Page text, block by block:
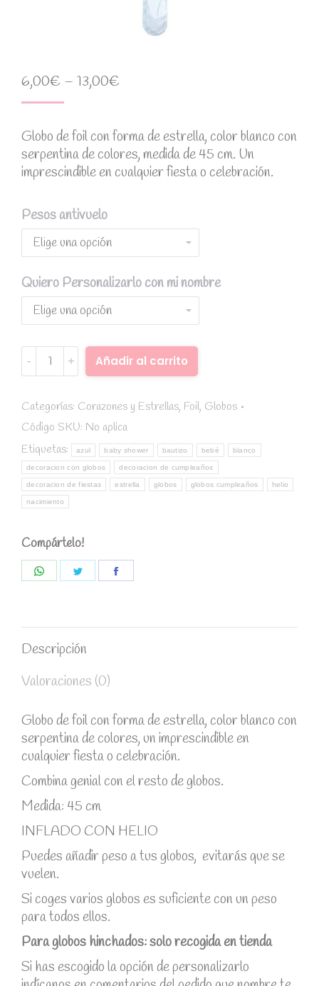
6,00€ – 13,00€
Globo de foil con forma de estrella, color blanco con
serpentina de colores, medida de 45 cm. Un
imprescindible en cualquier fiesta o celebración.
Pesos antivuelo
Quiero Personalizarlo con mi nombre
Globo
foil
blanco
serpentina
quantity
Añadir al carrito
Categorías: Corazones y Estrellas, Foil, Globos
Código SKU: No aplica
Etiquetas:
azul baby shower bautizo bebé blanco
decoracion con globos decoracion de cumpleaños
decoracion de fiestas estrella globos globos cumpleaños helio
nacimiento
Compártelo!
Descripción
Valoraciones (0)
Globo de foil con forma de estrella, color blanco con
serpentina de colores, un imprescindible en
cualquier fiesta o celebración.
Combina genial con el resto de globos.
Medida: 45 cm
INFLADO CON HELIO
Puedes añadir peso a tus globos, evitarás que se
vuelen.
Si coges varios globos es suficiente con un peso
para todos ellos.
Para globos hinchados: solo recogida en tienda
Si has escogido la opción de personalizarlo